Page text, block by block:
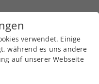
verwendet. Einige
während es uns andere
auf unserer Webseite